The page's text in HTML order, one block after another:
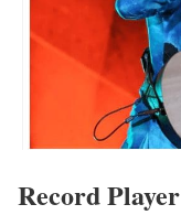
Record Player